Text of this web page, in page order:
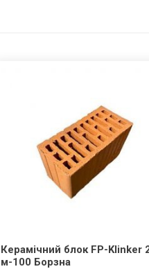
Керамічний блок FP-Klinker
м-100 Борзна